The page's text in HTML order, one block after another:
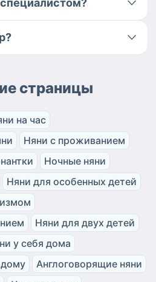
специалистом?
страницы
на час
Няни с проживанием
Ночные няни
Няни для особенных детей
Няни для двух детей
у себя дома
Англоговорящие няни